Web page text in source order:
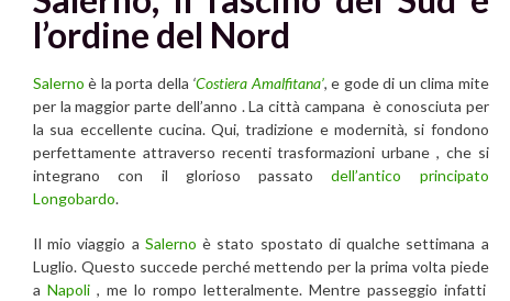
l’ordine del Nord
Salerno è la porta della ‘Costiera Amalfitana’, e gode di un clima mite
per la maggior parte dell’anno . La città campana è conosciuta per
la sua eccellente cucina. Qui, tradizione e modernità, si fondono
perfettamente attraverso recenti trasformazioni urbane , che si
integrano con il glorioso passatodell’antico principato
Longobardo.
Il mio viaggio a Salerno è stato spostato di qualche settimana a
Luglio. Questo succede perché mettendo per la prima volta piede
a Napoli, me lo rompo letteralmente. Mentre passeggio infatti